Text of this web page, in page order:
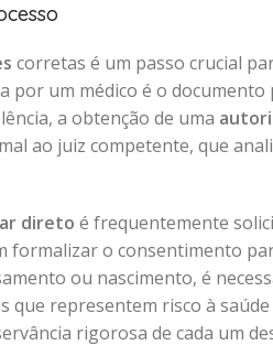
corretas é um passo crucial
por um médico é o
a obtenção de uma
ao juiz competente, que
direto é frequentemente
formalizar o consentimento
ou nascimento, é
que representem risco à
rigorosa de cada um